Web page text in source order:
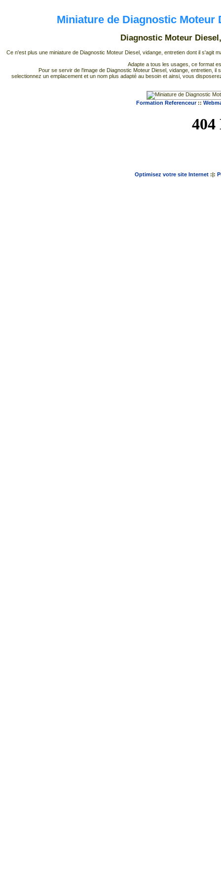
Miniature de Diagnostic Moteur
Diagnostic Moteur
Ce n'est plus une miniature de Diagnostic Moteur Diesel, vidange, entretien dont il s'agit
Adapte a tous les usages, ce format
Pour se servir de l'image de Diagnostic Moteur Diesel, vidange, entretien,
selectionnez un emplacement et un nom plus adapté au besoin et ainsi, vous
Formation Referenceur::
Optimisez votre site Internet:|: